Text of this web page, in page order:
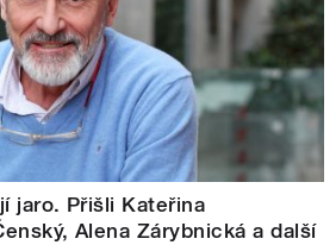
jaro. Přišli Kateřina
Alena Zárybnická a další